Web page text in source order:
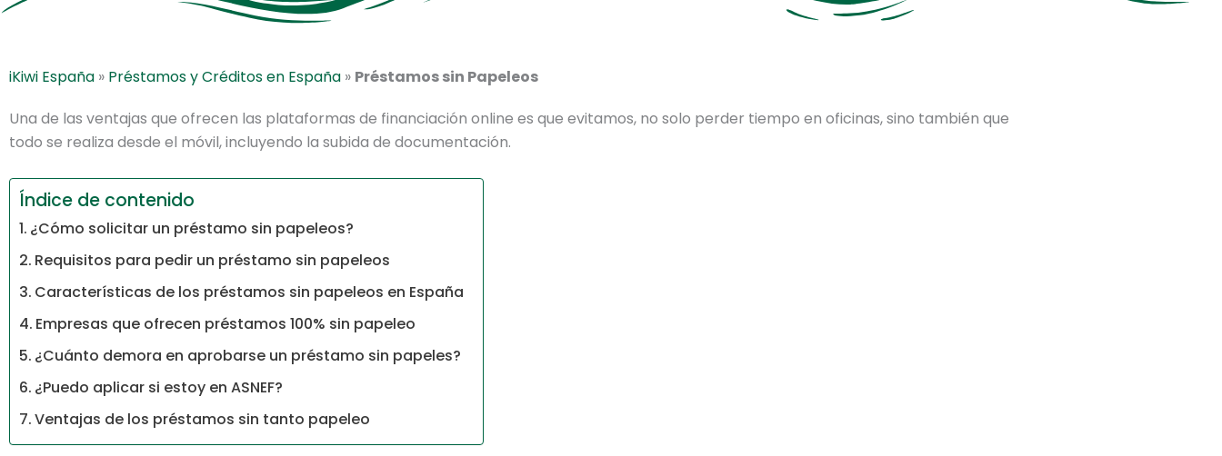
iKiwi España » Préstamos y Créditos en España » Préstamos sin Papeleos
Una de las ventajas que ofrecen las plataformas de financiación online es que evitamos, no solo perder tiempo en oficinas, sino también que
todo se realiza desde el móvil, incluyendo la subida de documentación.
Índice de contenido
¿Cómo solicitar un préstamo sin papeleos?
Requisitos para pedir un préstamo sin papeleos
Características de los préstamos sin papeleos en España
Empresas que ofrecen préstamos 100% sin papeleo
¿Cuánto demora en aprobarse un préstamo sin papeles?
¿Puedo aplicar si estoy en ASNEF?
Ventajas de los préstamos sin tanto papeleo